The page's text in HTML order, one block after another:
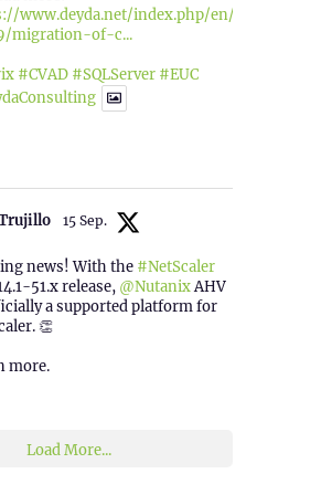
www.deyda.net/index.php/en/2025/
migration-of-c...
#CVAD #SQLServer #EUC
15 Sep.
news! With the #NetScaler
51.x release, @NutanixAHV
a supported platform for
👏
more.
Load More...